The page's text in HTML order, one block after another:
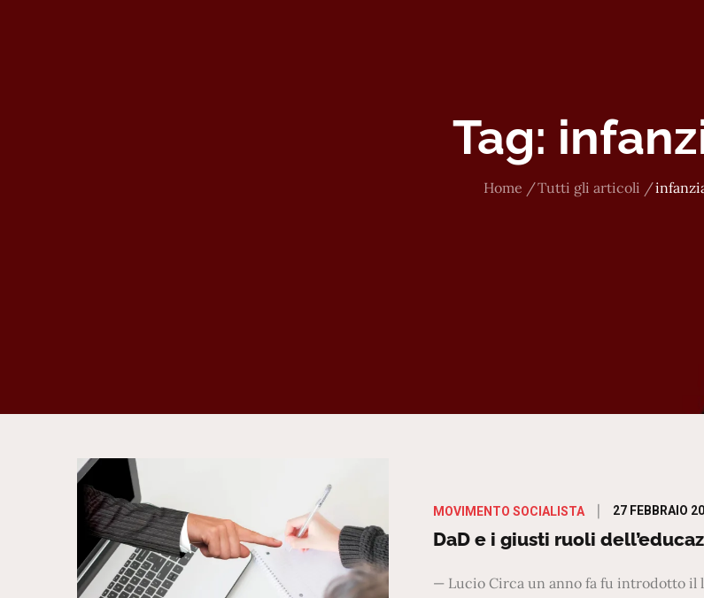
Tag:
Home Tutti gli articoli
MOVIMENTO SOCIALISTA
Posted
on
27 FEBBRAIO
DaD e i giusti ruoli
— Lucio Circa un anno fa fu introdotto il